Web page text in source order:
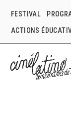
FESTIVAL
ACTIONS